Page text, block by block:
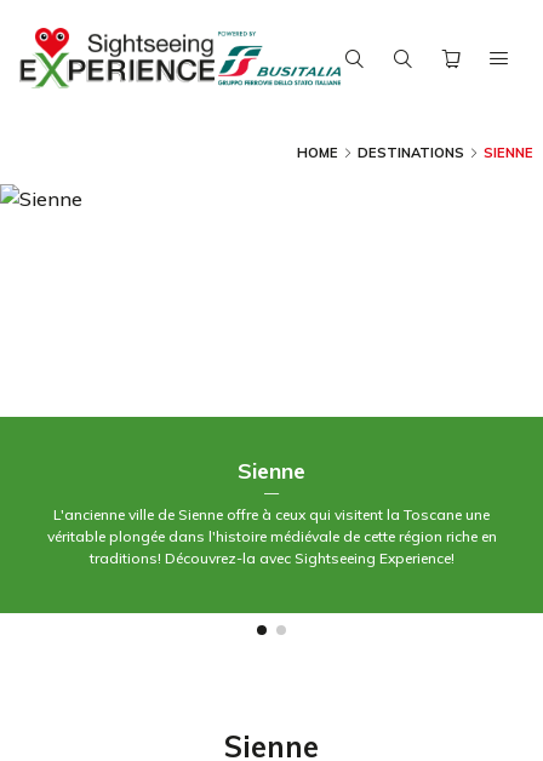
HOME DESTINATIONS SIENNE
Sienne
—
L'ancienne ville de Sienne offre à ceux qui visitent la Toscane une
véritable plongée dans l'histoire médiévale de cette région riche en
traditions! Découvrez-la avec Sightseeing Experience!
Sienne